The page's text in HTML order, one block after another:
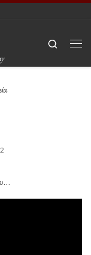
Search